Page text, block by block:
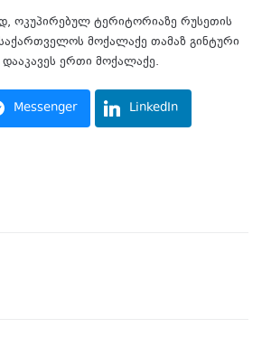
ოკუპირებულ ტერიტორიაზე რუსეთის
მოქალაქე თამაზ გინტური
ერთი მოქალაქე.
Messenger LinkedIn